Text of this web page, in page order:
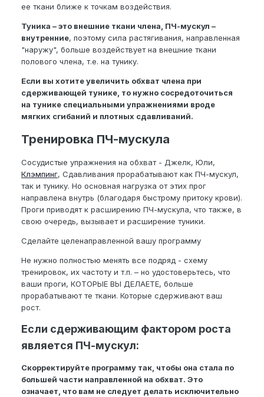
ее ткани ближе к точкам воздействия.
Туника – это внешние ткани члена, ПЧ-мускул –
внутренние, поэтому сила растягивания, направленная
"наружу", больше воздействует на внешние ткани
полового члена, т.е. на тунику.
Если вы хотите увеличить обхват члена при
сдерживающей тунике, то нужно сосредоточиться
на тунике специальными упражнениями вроде
мягких сгибаний и плотных сдавливаний.
Тренировка ПЧ-мускула
Сосудистые упражнения на обхват - Джелк, Юли,
Клэмпинг, Сдавливания прорабатывают как ПЧ-мускул,
так и тунику. Но основная нагрузка от этих прог
направлена внутрь (благодаря быстрому притоку крови).
Проги приводят к расширению ПЧ-мускула, что также, в
свою очередь, вызывает и расширение туники.
Сделайте целенаправленной вашу программу
Не нужно полностью менять все подряд - схему
тренировок, их частоту и т.п. – но удостоверьтесь, что
ваши проги, КОТОРЫЕ ВЫ ДЕЛАЕТЕ, больше
прорабатывают те ткани. Которые сдерживают ваш
рост.
Если сдерживающим фактором роста
является ПЧ-мускул:
Скорректируйте программу так, чтобы она стала по
большей части направленной на обхват. Это
означает, что вам не следует делать исключительно